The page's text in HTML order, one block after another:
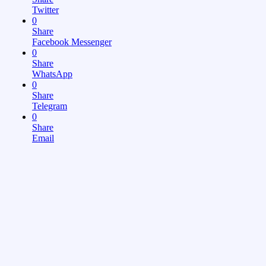
Twitter
0
Share
Facebook Messenger
0
Share
WhatsApp
0
Share
Telegram
0
Share
Email